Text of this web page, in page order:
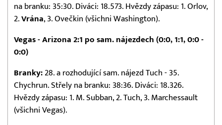
na branku: 35:30. Diváci: 18.573. Hvězdy zápasu: 1. Orlov,
2. Vrána, 3. Ovečkin (všichni Washington).
Vegas - Arizona 2:1 po sam. nájezdech (0:0, 1:1, 0:0 -
0:0)
Branky: 28. a rozhodující sam. nájezd Tuch - 35.
Chychrun. Střely na branku: 38:36. Diváci: 18.326.
Hvězdy zápasu: 1. M. Subban, 2. Tuch, 3. Marchessault
(všichni Vegas).